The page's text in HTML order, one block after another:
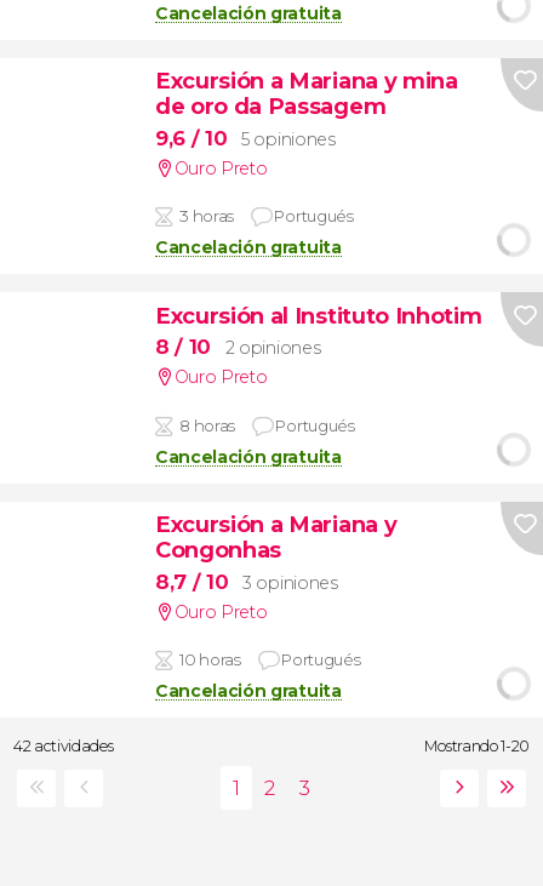
Cancelación gratuita
Excursión a Mariana y mina
de oro da Passagem
9,6 / 10
5 opiniones
Ouro Preto
3 horas Portugués
Cancelación gratuita
Excursión al Instituto Inhotim
8/ 10
2 opiniones
Ouro Preto
8 horas Portugués
Cancelación gratuita
Excursión a Mariana y
Congonhas
8,7 / 10
3 opiniones
Ouro Preto
10 horas Portugués
Cancelación gratuita
42 actividades Mostrando 1-20